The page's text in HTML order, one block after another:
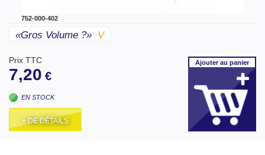
752-000-402
«gros Volume ?» V
Prix TTC
7,20 €
EN STOCK
+ DE DÉTAILS
Ajouterau panier